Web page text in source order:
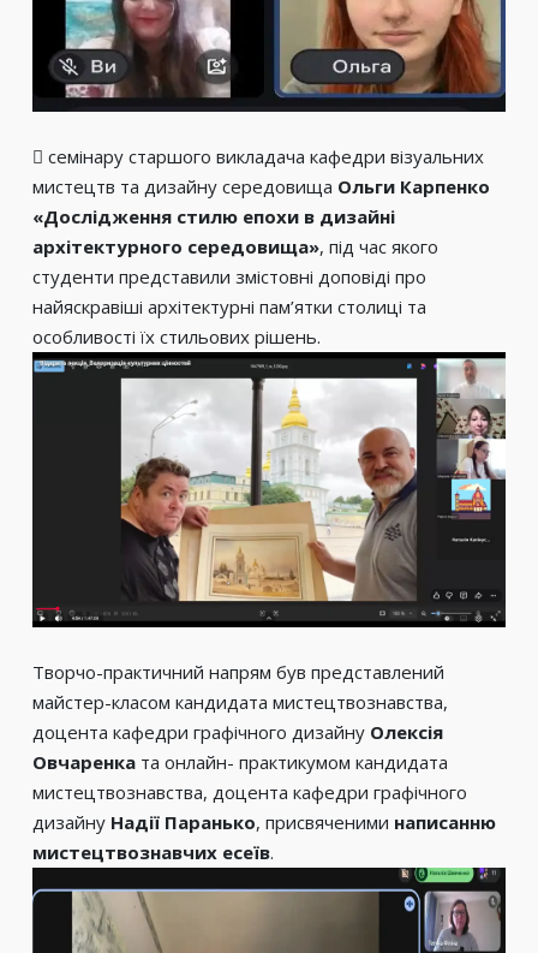
 семінару старшого викладача кафедри візуальних
мистецтв та дизайну середовища Ольги Карпенко
«Дослідження стилю епохи в дизайні
архітектурного середовища», під час якого
студенти представили змістовні доповіді про
найяскравіші архітектурні пам’ятки столиці та
особливості їх стильових рішень.
Творчо-практичний напрям був представлений
майстер-класом кандидата мистецтвознавства,
доцента кафедри графічного дизайну Олексія
Овчаренка та онлайн- практикумом кандидата
мистецтвознавства, доцента кафедри графічного
дизайну Надії Паранько, присвяченими написанню
мистецтвознавчих есеїв.